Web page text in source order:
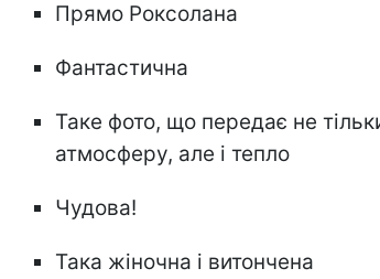
Прямо Роксолана
Фантастична
Таке фото, що передає не
атмосферу, але і тепло
Чудова!
Така жіночна і витончена